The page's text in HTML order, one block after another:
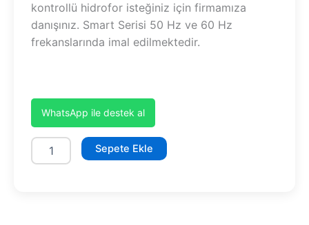
kontrollü hidrofor isteğiniz için firmamıza
danışınız. Smart Serisi 50 Hz ve 60 Hz
frekanslarında imal edilmektedir.
WhatsApp ile destek al
SHT8B
400/10
Sepete Ekle